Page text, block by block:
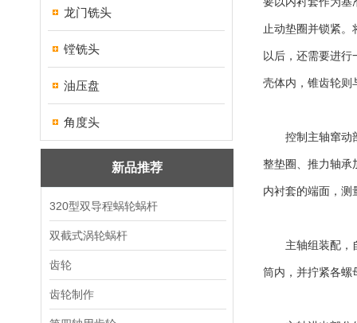
龙门铣头
镗铣头
油压盘
角度头
新品推荐
320型双导程蜗轮蜗杆
双截式涡轮蜗杆
齿轮
齿轮制作
止动垫圈并锁紧。
以后，还需要进
壳体内，锥齿轮则
控制主轴窜动部
整垫圈、推力轴承
内衬套的端面，测
主轴组装配，自
筒内，并拧紧各螺